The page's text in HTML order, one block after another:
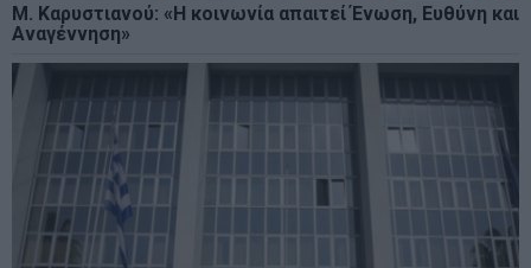
Μ. Καρυστιανού: «Η κοινωνία απαιτεί Ένωση, Ευθύνη και
Αναγέννηση»